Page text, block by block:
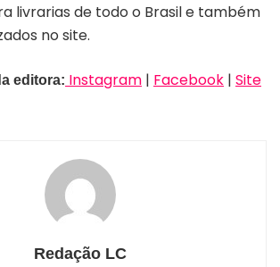
livrarias de todo o Brasil e também
no site.
editora: Instagram | Facebook | Site
Redação LC